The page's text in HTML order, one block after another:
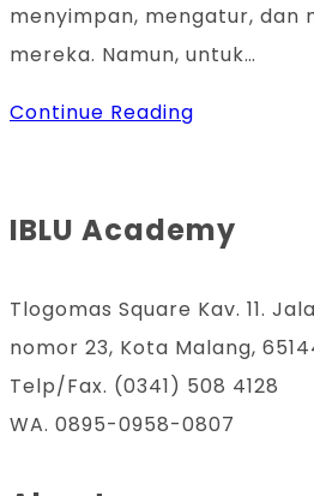
menyimpan, mengatur, dan
mereka. Namun, untuk…
Continue Reading
From
Fitur
Terbaru
Excel
IBLU Academy
Tlogomas Square Kav. 11.
nomor 23, Kota Malang,
Telp/Fax. (0341) 508 4128
WA. 0895-0958-0807